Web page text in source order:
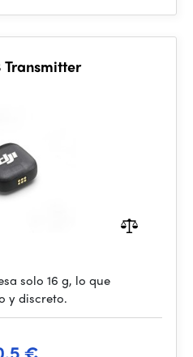
Transmitter
solo 16 g, lo que
y discreto.
€